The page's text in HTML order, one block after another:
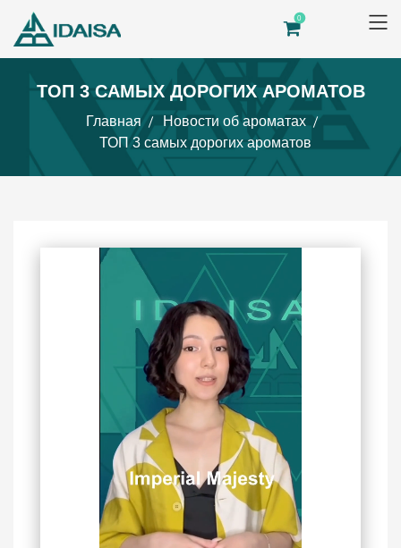
0
ТОП 3 САМЫХ ДОРОГИХ АРОМАТОВ
Главная
Новости об ароматах
ТОП 3 самых дорогих ароматов